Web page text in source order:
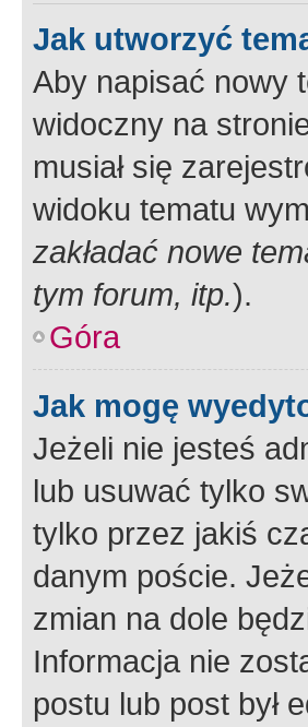
Jak utworzyć
Aby napisać nowy
widoczny na
musiał się
widoku tematu
zakładać nowe
tym forum, itp.).
Góra
Jak mogę
Jeżeli nie jesteś
lub usuwać tylko
tylko przez jakiś
danym poście.
zmian na dole
Informacja nie
postu lub post był